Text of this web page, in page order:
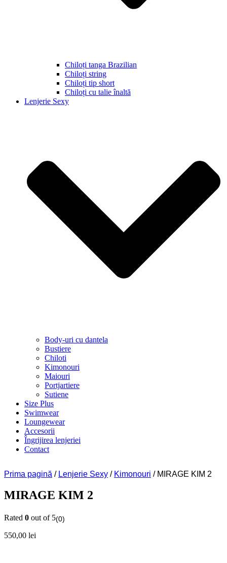
Chiloți tanga Brazilian
Chiloți string
Chiloți tip short
Chiloți cu talie înaltă
Lenjerie Sexy
Body-uri cu dantela
Bustiere
Chiloti
Kimonouri
Maiouri
Portjartiere
Sutiene
Size Plus
Swimwear
Loungewear
Accesorii
Îngrijirea lenjeriei
Contact
Prima pagină / Lenjerie Sexy / Kimonouri / MIRAGE KIM 2
MIRAGE KIM 2
Rated 0 out of 5(0)
550,00 lei